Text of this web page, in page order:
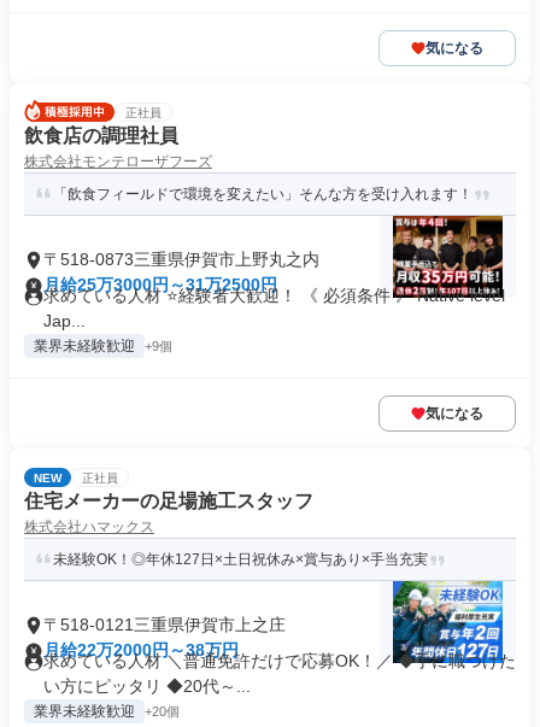
気になる
正社員
飲食店の調理社員
株式会社モンテローザフーズ
「飲食フィールドで環境を変えたい」そんな方を受け入れます！
〒518-0873三重県伊賀市上野丸之内
月給25万3000円～31万2500円
求めている人材 ⭐経験者大歓迎！ 《 必須条件 》 Native level
Jap...
業界未経験歓迎 +9個
気になる
NEW 正社員
住宅メーカーの足場施工スタッフ
株式会社ハマックス
未経験OK！◎年休127日×土日祝休み×賞与あり×手当充実
〒518-0121三重県伊賀市上之庄
月給22万2000円～38万円
求めている人材 ＼普通免許だけで応募OK！／ ◆手に職つけた
い方にピッタリ ◆20代～...
業界未経験歓迎 +20個